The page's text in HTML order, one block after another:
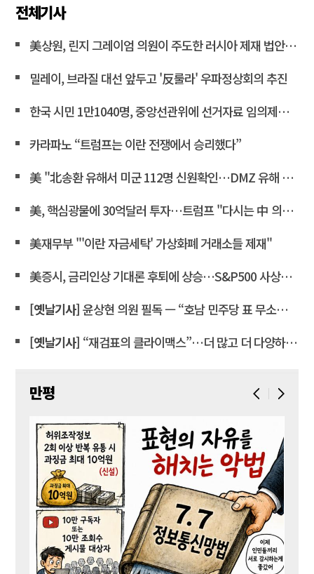
전체기사
美상원, 린지 그레이엄 의원이 주도한 러시아 제재 법안 통과
밀레이, 브라질 대선 앞두고 '反룰라' 우파정상회의 추진
한국 시민 1만1040명, 중앙선관위에 선거자료 임의제출 요청
카라파노 “트럼프는 이란 전쟁에서 승리했다”
美 "北송환 유해서 미군 112명 신원확인…DMZ 유해 발굴 재개"
美, 핵심광물에 30억달러 투자…트럼프 "다시는 中 의존 않도록"
美재무부 "'이란 자금세탁' 가상화폐 거래소들 제재"
美증시, 금리인상 기대론 후퇴에 상승…S&P500 사상최고치 마감
[옛날기사] 윤상현 의원 필독 ㅡ “호남 민주당 표 무소속에 보태”… 전산 조작으로 ‘선거비 보전’ 의혹
[옛날기사] “재검표의 클라이맥스”…더 많고 더 다양하게 쏟아진 부정 의심 투표지
만평